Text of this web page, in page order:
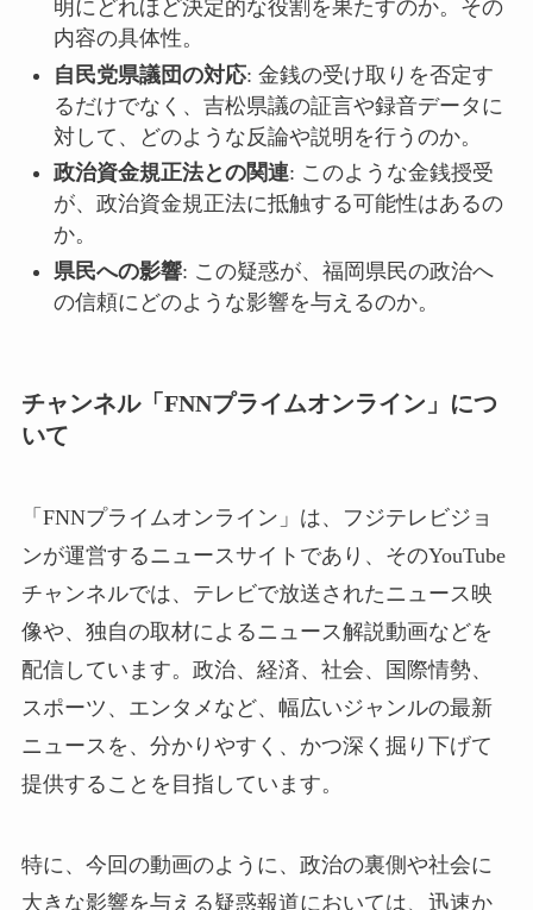
明にどれほど決定的な役割を果たすのか。その
内容の具体性。
自民党県議団の対応: 金銭の受け取りを否定す
るだけでなく、吉松県議の証言や録音データに
対して、どのような反論や説明を行うのか。
政治資金規正法との関連: このような金銭授受
が、政治資金規正法に抵触する可能性はあるの
か。
県民への影響: この疑惑が、福岡県民の政治へ
の信頼にどのような影響を与えるのか。
チャンネル「FNNプライムオンライン」につ
いて
「FNNプライムオンライン」は、フジテレビジョ
ンが運営するニュースサイトであり、そのYouTube
チャンネルでは、テレビで放送されたニュース映
像や、独自の取材によるニュース解説動画などを
配信しています。政治、経済、社会、国際情勢、
スポーツ、エンタメなど、幅広いジャンルの最新
ニュースを、分かりやすく、かつ深く掘り下げて
提供することを目指しています。
特に、今回の動画のように、政治の裏側や社会に
大きな影響を与える疑惑報道においては、迅速か